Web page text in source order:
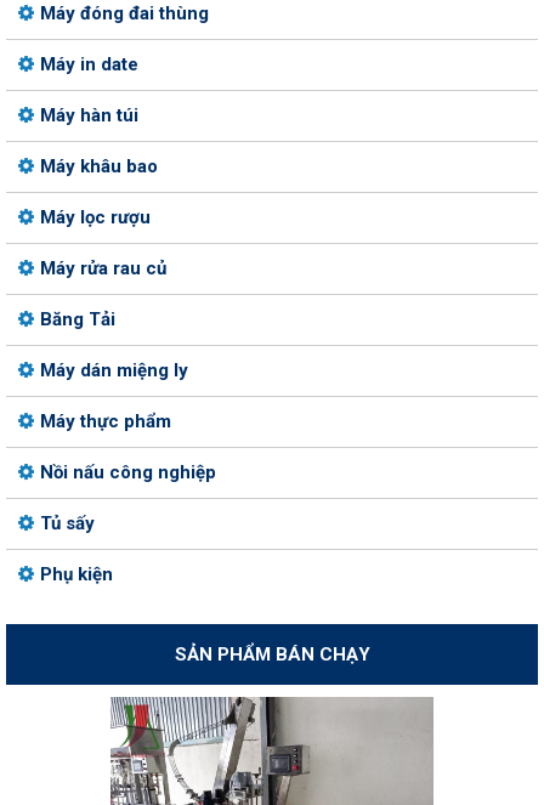
Máy đóng đai thùng
Máy in date
Máy hàn túi
Máy khâu bao
Máy lọc rượu
Máy rửa rau củ
Băng Tải
Máy dán miệng ly
Máy thực phẩm
Nồi nấu công nghiệp
Tủ sấy
Phụ kiện
SẢN PHẨM BÁN CHẠY